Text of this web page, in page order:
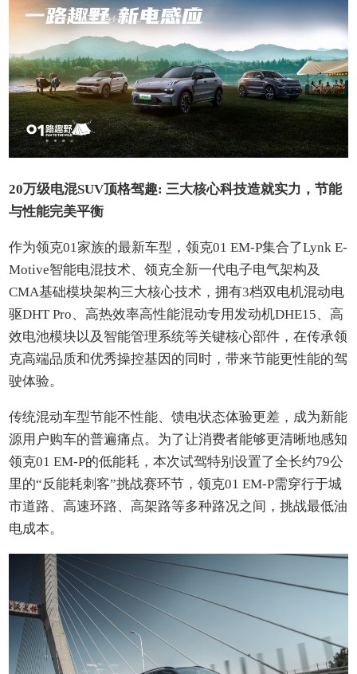
20万级电混SUV顶格驾趣: 三大核心科技造就实力，节能
与性能完美平衡
作为领克01家族的最新车型，领克01 EM-P集合了Lynk E-
Motive智能电混技术、领克全新一代电子电气架构及
CMA基础模块架构三大核心技术，拥有3档双电机混动电
驱DHT Pro、高热效率高性能混动专用发动机DHE15、高
效电池模块以及智能管理系统等关键核心部件，在传承领
克高端品质和优秀操控基因的同时，带来节能更性能的驾
驶体验。
传统混动车型节能不性能、馈电状态体验更差，成为新能
源用户购车的普遍痛点。为了让消费者能够更清晰地感知
领克01 EM-P的低能耗，本次试驾特别设置了全长约79公
里的“反能耗刺客”挑战赛环节，领克01 EM-P需穿行于城
市道路、高速环路、高架路等多种路况之间，挑战最低油
电成本。